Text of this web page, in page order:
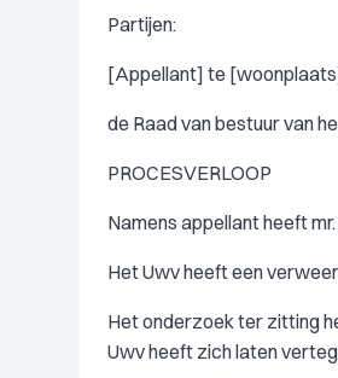
Partijen:
[Appellant] te
de Raad van bestuur van
PROCESVERLOOP
Namens appellant heeft
Het Uwv heeft een
Het onderzoek ter zitting
Uwv heeft zich laten